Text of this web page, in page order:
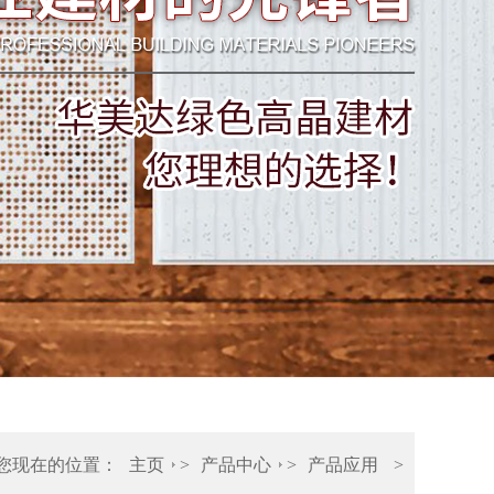
现在的位置： 主页 > 产品中心 > 产品应用 >